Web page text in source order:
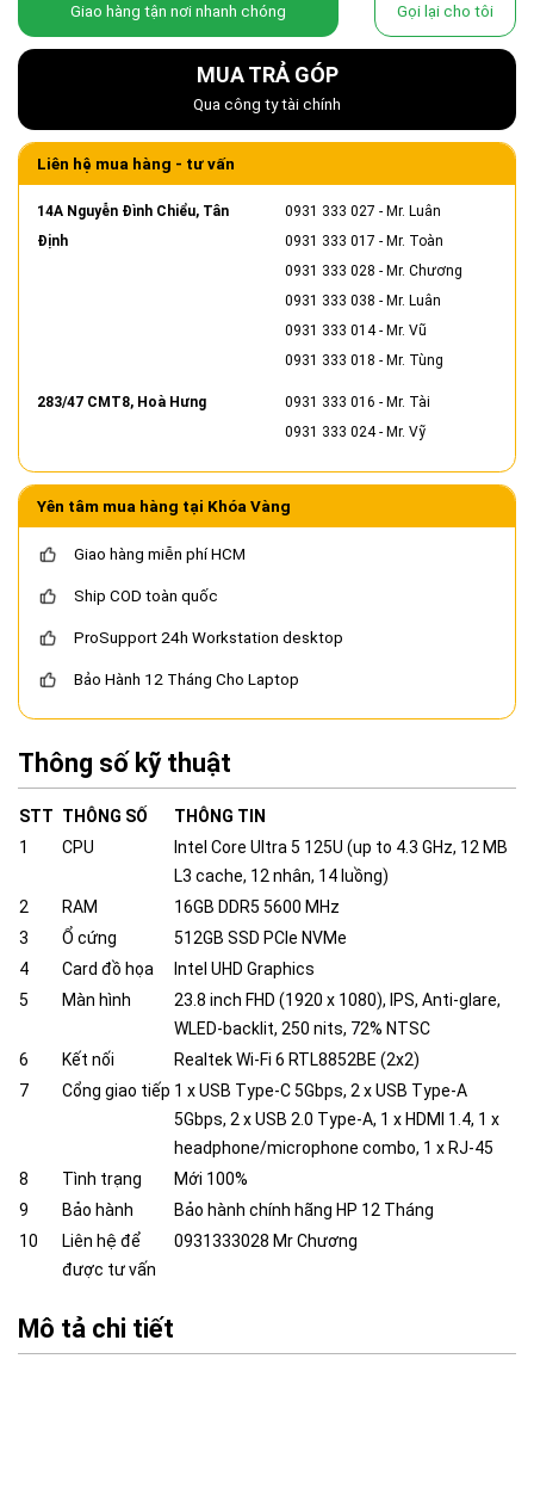
Giao hàng tận nơi nhanh chóng Gọi lại cho tôi
MUA TRẢ GÓP
Qua công ty tài chính
Liên hệ mua hàng - tư vấn
14A Nguyễn Đình Chiểu, Tân
Định
0931 333 027 - Mr. Luân
0931 333 017 - Mr. Toàn
0931 333 028 - Mr. Chương
0931 333 038 - Mr. Luân
0931 333 014- Mr. Vũ
0931 333 018 - Mr. Tùng
283/47 CMT8, Hoà Hưng 0931 333 016 - Mr. Tài
0931 333 024- Mr. Vỹ
Yên tâm mua hàng tại Khóa Vàng
Giao hàng miễn phí HCM
Ship COD toàn quốc
ProSupport 24h Workstation desktop
Bảo Hành 12 Tháng Cho Laptop
Thông số kỹ thuật
STT THÔNG SỐ
THÔNG TIN
1
CPU
Intel Core Ultra 5 125U (up to 4.3 GHz, 12 MB
L3 cache, 12 nhân, 14 luồng)
2
RAM
16GB DDR5 5600 MHz
3
Ổ cứng
512GB SSD PCIe NVMe
4
Card đồ họa
Intel UHD Graphics
5
Màn hình
23.8 inch FHD (1920 x 1080), IPS, Anti-glare,
WLED-backlit, 250 nits, 72% NTSC
6
Kết nối
Realtek Wi-Fi 6 RTL8852BE (2x2)
7
Cổng giao tiếp 1 x USB Type-C 5Gbps, 2 x USB Type-A
5Gbps, 2 x USB 2.0 Type-A, 1 x HDMI 1.4, 1 x
headphone/microphone combo, 1 x RJ-45
8
Tình trạng
Mới 100%
9
Bảo hành
Bảo hành chính hãng HP 12 Tháng
10
Liên hệ để
được tư vấn
0931333028 Mr Chương
Mô tả chi tiết